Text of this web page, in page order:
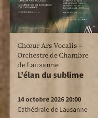
Chœur Ars Vocalis –
Orchestre de Chambre
de Lausanne
L’élan du sublime
14 octobre 2026 20:00
Cathédrale de Lausanne